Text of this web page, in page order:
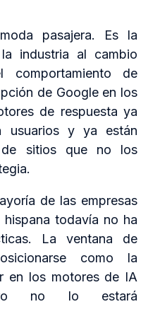
pasajera. Es la
industria al cambio
de
de Google en los
de respuesta ya
usuarios y ya están
sitios que no los
de las empresas
todavía no ha
La ventana de
como la
en los motores de IA
no lo estará